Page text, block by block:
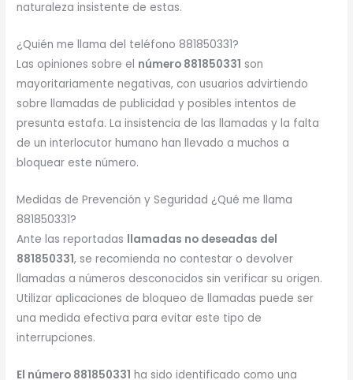
naturaleza insistente de estas.
¿Quién me llama del teléfono 881850331?
Las opiniones sobre el número 881850331 son
mayoritariamente negativas, con usuarios advirtiendo
sobre llamadas de publicidad y posibles intentos de
presunta estafa. La insistencia de las llamadas y la falta
de un interlocutor humano han llevado a muchos a
bloquear este número.
Medidas de Prevención y Seguridad ¿Qué me llama
881850331?
Ante las reportadas llamadas no deseadas del
881850331, se recomienda no contestar o devolver
llamadas a números desconocidos sin verificar su origen.
Utilizar aplicaciones de bloqueo de llamadas puede ser
una medida efectiva para evitar este tipo de
interrupciones.
El número 881850331 ha sido identificado como una